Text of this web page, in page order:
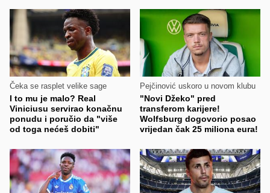
Čeka se rasplet velike sage
I to mu je malo? Real
Viniciusu servirao konačnu
ponudu i poručio da "više
od toga nećeš dobiti"
Pejčinović uskoro u novom klubu
"Novi Džeko" pred
transferom karijere!
Wolfsburg dogovorio posao
vrijedan čak 25 miliona eura!